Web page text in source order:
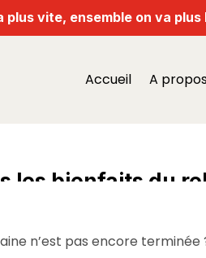
plus vite, ensemble on va plus
Accueil A
les bienfaits du
n’est pas encore terminée